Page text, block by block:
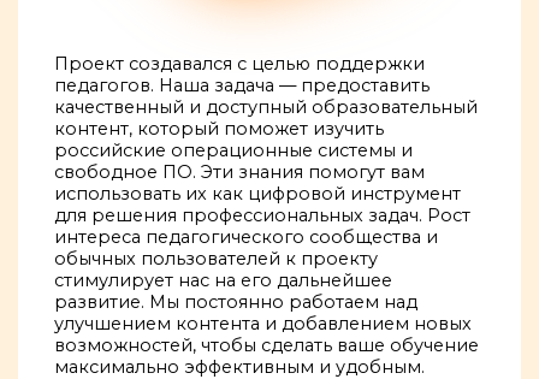
Проект создавался с целью поддержки
педагогов. Наша задача — предоставить
качественный и доступный образовательный
контент, который поможет изучить
российские операционные системы и
свободное ПО. Эти знания помогут вам
использовать их как цифровой инструмент
для решения профессиональных задач. Рост
интереса педагогического сообщества и
обычных пользователей к проекту
стимулирует нас на его дальнейшее
развитие. Мы постоянно работаем над
улучшением контента и добавлением новых
возможностей, чтобы сделать ваше обучение
максимально эффективным и удобным.